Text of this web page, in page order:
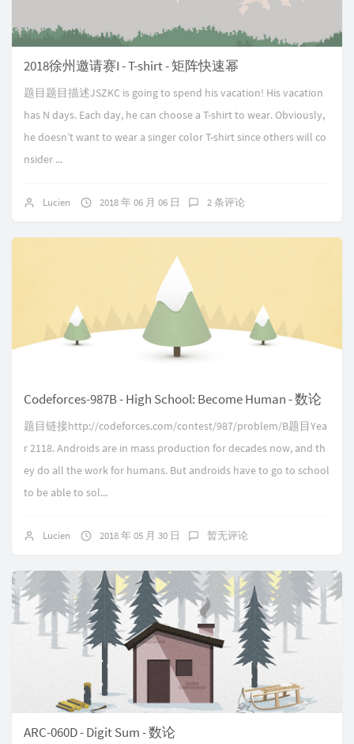
2018徐州邀请赛I - T-shirt - 矩阵快速幂
题目题目描述JSZKC is going to spend his vacation! His vacation
has N days. Each day, he can choose a T-shirt to wear. Obviously,
he doesn’t want to wear a singer color T-shirt since others will co
nsider ...
Lucien 2018 年 06 月 06 日 2 条评论
Codeforces-987B - High School: Become Human - 数论
题目链接http://codeforces.com/contest/987/problem/B题目Yea
r 2118. Androids are in mass production for decades now, and th
ey do all the work for humans. But androids have to go to school
to be able to sol...
Lucien 2018 年 05 月 30 日 暂无评论
ARC-060D - Digit Sum - 数论